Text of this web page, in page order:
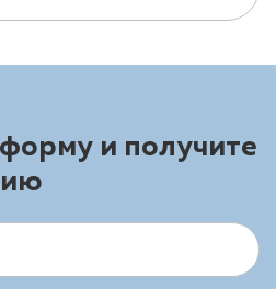
и получите